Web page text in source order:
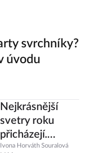
svrchníky?
úvodu
Nejkrásnější
svetry roku
přicházejí.
Některým
Ivona Horváth Souralová